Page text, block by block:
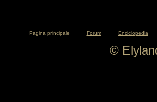
Pagina principale Forum Enciclopedia
©